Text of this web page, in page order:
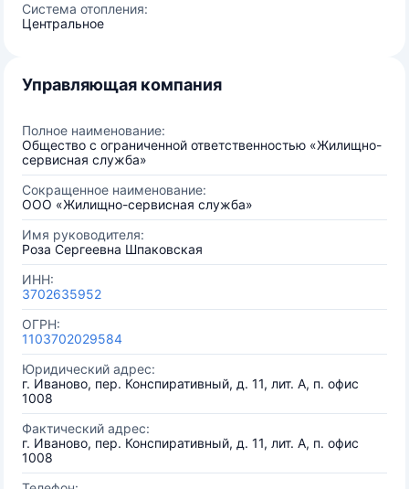
Система отопления:
Центральное
Управляющая компания
Полное наименование:
Общество с ограниченной ответственностью «Жилищно-
сервисная служба»
Сокращенное наименование:
ООО «Жилищно-сервисная служба»
Имя руководителя:
Роза Сергеевна Шпаковская
ИНН:
3702635952
ОГРН:
1103702029584
Юридический адрес:
г. Иваново, пер. Конспиративный, д. 11, лит. А, п. офис
1008
Фактический адрес:
г. Иваново, пер. Конспиративный, д. 11, лит. А, п. офис
1008